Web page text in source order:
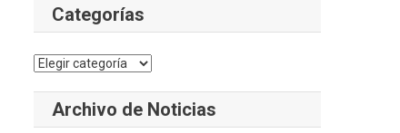
Categorías
Categorías
Archivo de Noticias